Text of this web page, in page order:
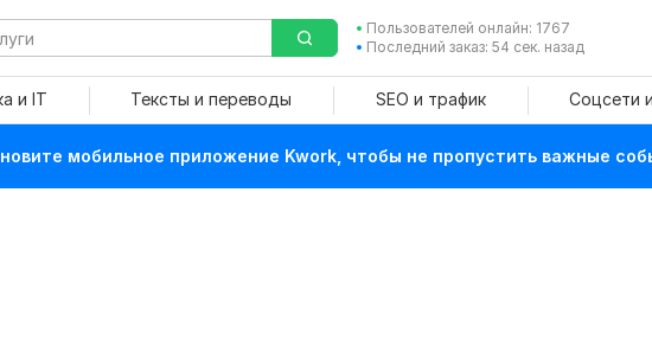
Пользователей онлайн: 1767
Последний заказ: 54 сек. назад
и IT Тексты и переводы SEO и трафик Соцсети
мобильное приложение Kwork, чтобы не пропустить важные